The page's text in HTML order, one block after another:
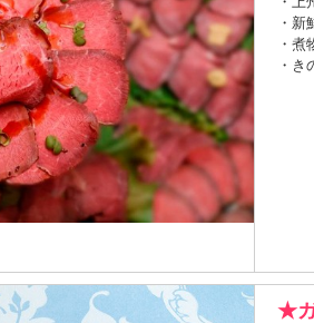
・新
・煮
・き
★ガ